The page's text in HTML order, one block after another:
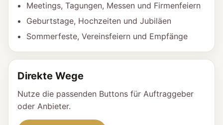
Meetings, Tagungen, Messen und Firmenfeiern
Geburtstage, Hochzeiten und Jubiläen
Sommerfeste, Vereinsfeiern und Empfänge
Direkte Wege
Nutze die passenden Buttons für Auftraggeber
oder Anbieter.